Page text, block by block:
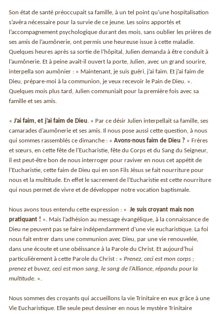
Son état de santé préoccupait sa famille, à un tel point qu’une hospitalisation
s’avéra nécessaire pour la survie de ce jeune. Les soins apportés et
l’accompagnement psychologique durant des mois, sans oublier les prières de
ses amis de l’aumônerie, ont permis une heureuse issue à cette maladie.
Quelques heures après sa sortie de l’hôpital, Julien demanda à être conduit à
l’aumônerie. Et à peine avait-il ouvert la porte, Julien, avec un grand sourire,
interpella son aumônier : « Maintenant, je suis guéri, j’ai faim. Et j’ai faim de
Dieu, prépare-moi à la communion, je veux recevoir le Pain de Dieu. ».
Quelques mois plus tard, Julien communiait pour la première fois avec sa
famille et ses amis.
«J’ai faim, et j’ai faim de Dieu . » Par ce désir Julien interpellait sa famille, ses
camarades d’aumônerie et ses amis. Il nous pose aussi cette question, à nous
qui sommes rassemblés ce dimanche : «Avons-nous faim de Dieu ? » Frères
et sœurs, en cette fête de l’Eucharistie, fête du Corps et du Sang du Seigneur,
il est peut-être bon de nous interroger pour raviver en nous cet appétit de
l’Eucharistie, cette faim de Dieu qui en son Fils Jésus se fait nourriture pour
nous et la multitude. En effet le sacrement de l’Eucharistie est cette nourriture
qui nous permet de vivre et de développer notre vocation baptismale.
Nous avons tous entendu cette expression : « Je suis croyant mais non
pratiquant ! ». Mais l’adhésion au message évangélique, à la connaissance de
Dieu ne peuvent pas se faire indépendamment d’une vie eucharistique. La foi
nous fait entrer dans une communion avec Dieu, par une vie renouvelée,
dans une écoute et une obéissance à la Parole du Christ. Et aujourd’hui
particulièrement à cette Parole du Christ : «Prenez, ceci est mon corps ;
prenez et buvez, ceci est mon sang, le sang de l’Alliance, répandu pour la
multitude . ».
Nous sommes des croyants qui accueillons la vie Trinitaire en eux grâce à une
Vie Eucharistique. Elle seule peut dessiner en nous le mystère Trinitaire